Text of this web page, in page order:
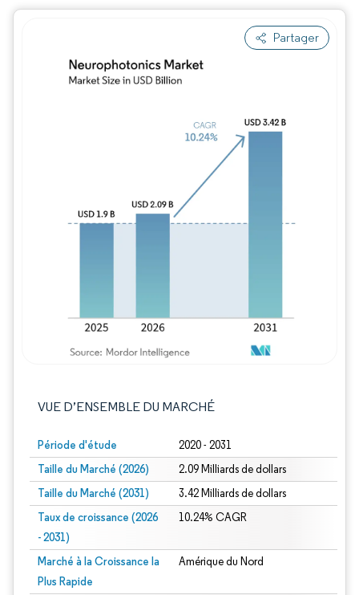
Partager
VUE D’ENSEMBLE DU MARCHÉ
Période d'étude 2020 - 2031
Taille du Marché (2026) 2.09 Milliards de dollars
Taille du Marché (2031) 3.42 Milliards de dollars
Taux de croissance (2026
- 2031)
10.24% CAGR
Marché à la Croissance la
Plus Rapide
Amérique du Nord